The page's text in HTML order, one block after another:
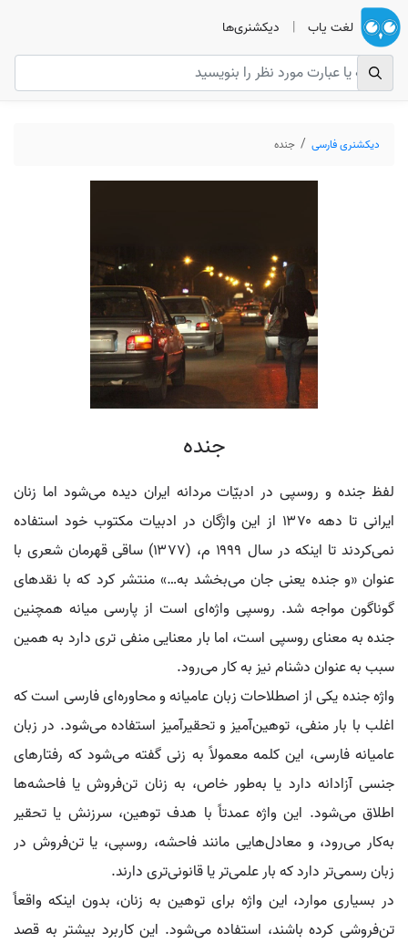
لغت یاب | دیکشنری‌ها
دیکشنری فارسی جنده
جنده
لفظ جنده و روسپی در ادبیّات مردانه ایران دیده می‌شود اما زنان
ایرانی تا دهه ۱۳۷۰ از این واژگان در ادبیات مکتوب خود استفاده
نمی‌کردند تا اینکه در سال ۱۹۹۹ م، (۱۳۷۷) ساقی قهرمان شعری با
عنوان «و جنده یعنی جان می‌بخشد به…» منتشر کرد که با نقدهای
گوناگون مواجه شد. روسپی واژه‌ای است از پارسی میانه همچنین
جنده به معنای روسپی است، اما بار معنایی منفی‌ تری دارد به همین
سبب به عنوان دشنام نیز به کار می‌رود.
واژه جنده یکی از اصطلاحات زبان عامیانه و محاوره‌ای فارسی است که
اغلب با بار منفی، توهین‌آمیز و تحقیرآمیز استفاده می‌شود. در زبان
عامیانه فارسی، این کلمه معمولاً به زنی گفته می‌شود که رفتارهای
جنسی آزادانه دارد یا به‌طور خاص، به زنان تن‌فروش یا فاحشه‌ها
اطلاق می‌شود. این واژه عمدتاً با هدف توهین، سرزنش یا تحقیر
به‌کار می‌رود، و معادل‌هایی مانند فاحشه، روسپی، یا تن‌فروش در
زبان رسمی‌تر دارد که بار علمی‌تر یا قانونی‌تری دارند.
در بسیاری موارد، این واژه برای توهین به زنان، بدون اینکه واقعاً
تن‌فروشی کرده باشند، استفاده می‌شود. این کاربرد بیشتر به قصد